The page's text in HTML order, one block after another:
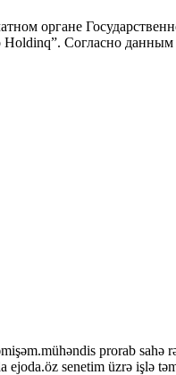
органе
Согласно данным
prorab sahə
senetim üzrə işlə